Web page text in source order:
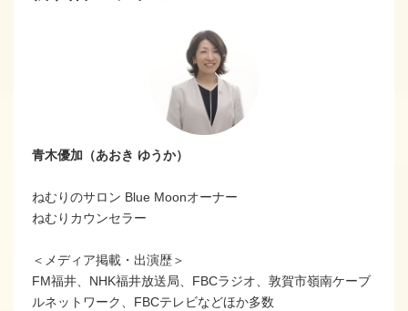
青木優加（あおき ゆうか）
ねむりのサロン Blue Moonオーナー
ねむりカウンセラー
＜メディア掲載・出演歴＞
FM福井、NHK福井放送局、FBCラジオ、敦賀市嶺南ケーブ
ルネットワーク、FBCテレビなどほか多数